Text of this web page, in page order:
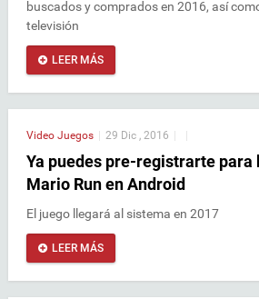
buscados y comprados en 2016, así
televisión
LEER MÁS
Video Juegos 29 Dic , 2016
Ya puedes pre-registrarte para
Mario Run en Android
El juego llegará al sistema en 2017
LEER MÁS